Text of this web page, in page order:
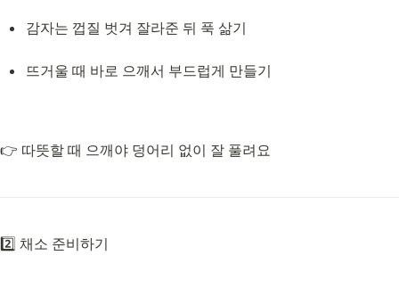
감자는 껍질 벗겨 잘라준 뒤 푹 삶기
뜨거울 때 바로 으깨서 부드럽게 만들기
👉 따뜻할 때 으깨야 덩어리 없이 잘 풀려요
2️⃣ 채소 준비하기